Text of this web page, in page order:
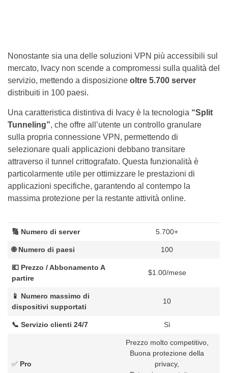
Nonostante sia una delle soluzioni VPN più accessibili sul
mercato, Ivacy non scende a compromessi sulla qualità del
servizio, mettendo a disposizione oltre 5.700 server
distribuiti in 100 paesi.
Una caratteristica distintiva di Ivacy è la tecnologia “Split
Tunneling”, che offre all’utente un controllo granulare
sulla propria connessione VPN, permettendo di
selezionare quali applicazioni debbano transitare
attraverso il tunnel crittografato. Questa funzionalità è
particolarmente utile per ottimizzare le prestazioni di
applicazioni specifiche, garantendo al contempo la
massima protezione per la restante attività online.
🔢 Numero di server 5.700+
🌐 Numero di paesi 100
💶 Prezzo / Abbonamento A
partire
$1.00/mese
📱 Numero massimo di
dispositivi supportati
10
📞 Servizio clienti 24/7 Sì
✅ Pro
Prezzo molto competitivo,
Buona protezione della
privacy,